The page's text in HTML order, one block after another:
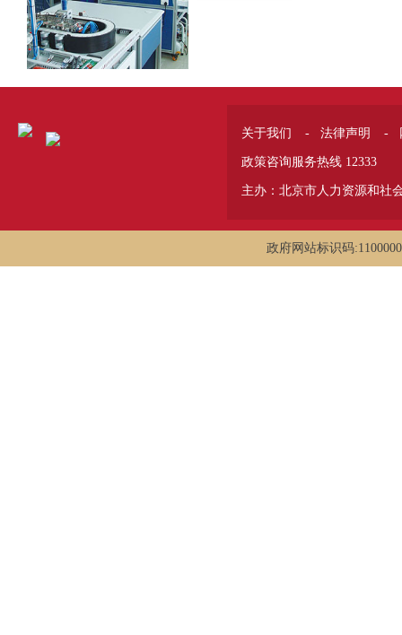
关于我们 - 法律声明 -
政策咨询服务热线 12333
主办：北京市人力资源和社
政府网站标识码